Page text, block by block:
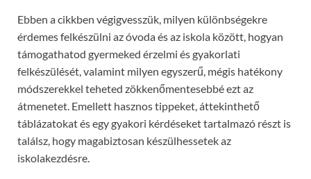
Ebben a cikkben végigvesszük, milyen különbségekre
érdemes felkészülni az óvoda és az iskola között, hogyan
támogathatod gyermeked érzelmi és gyakorlati
felkészülését, valamint milyen egyszerű, mégis hatékony
módszerekkel teheted zökkenőmentesebbé ezt az
átmenetet. Emellett hasznos tippeket, áttekinthető
táblázatokat és egy gyakori kérdéseket tartalmazó részt is
találsz, hogy magabiztosan készülhessetek az
iskolakezdésre.